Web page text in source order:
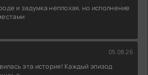
и задумка неплохая, но исполнение
05.08.26
эта история! Каждый эпизод